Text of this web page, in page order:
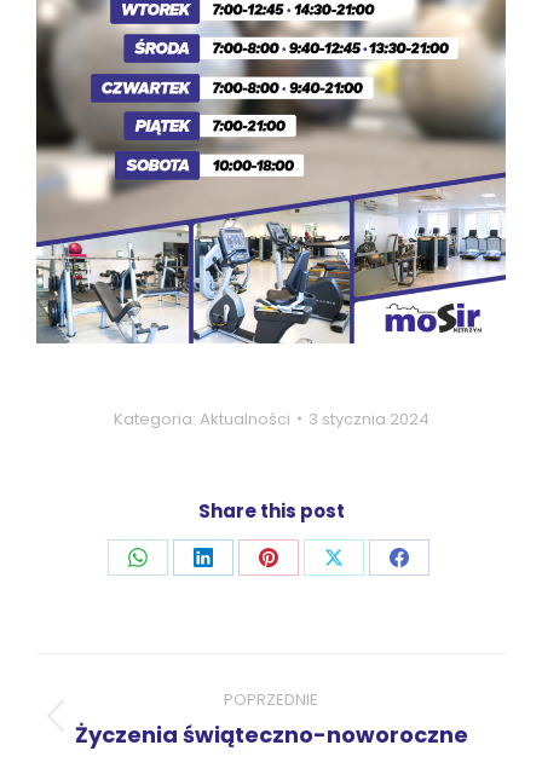
Kategoria: Aktualności 3 stycznia 2024
Share this post
UdostępnijUdostępnijUdostępnijUdostępnijUdostępnij
wpisów
POPRZEDNIE
Poprzedni
Życzenia świąteczno-noworoczne